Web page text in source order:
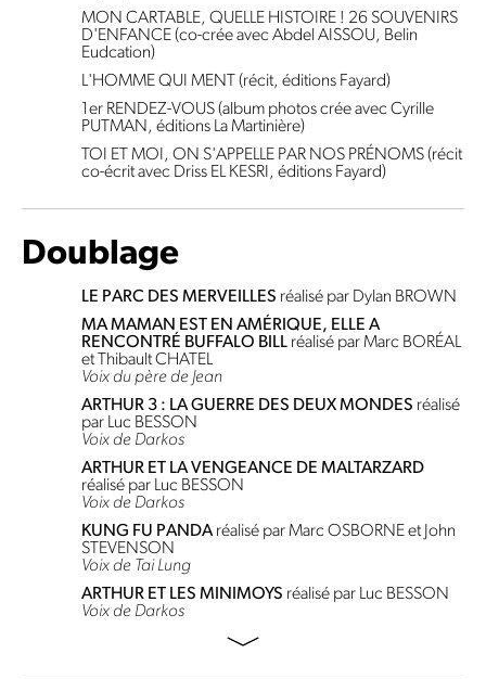
MON CARTABLE, QUELLE HISTOIRE ! 26 SOUVENIRS
D'ENFANCE (co-crée avec Abdel AISSOU, Belin
Eudcation)
L'HOMME QUI MENT (récit, éditions Fayard)
1er RENDEZ-VOUS (album photos crée avec Cyrille
PUTMAN, éditions La Martinière)
TOI ET MOI, ON S'APPELLE PAR NOS PRÉNOMS (récit
co-écrit avec Driss EL KESRI, éditions Fayard)
Doublage
LE PARC DES MERVEILLES réalisé par Dylan BROWN
MA MAMAN EST EN AMÉRIQUE, ELLE A
RENCONTRÉ BUFFALO BILL réalisé par Marc BORÉAL
et Thibault CHATEL
Voix du père de Jean
ARTHUR 3 : LA GUERRE DES DEUX MONDES réalisé
par Luc BESSON
Voix de Darkos
ARTHUR ET LA VENGEANCE DE MALTARZARD
réalisé par Luc BESSON
Voix de Darkos
KUNG FU PANDA réalisé par Marc OSBORNE et John
STEVENSON
Voix de Tai Lung
ARTHUR ET LES MINIMOYS réalisé par Luc BESSON
Voix de Darkos